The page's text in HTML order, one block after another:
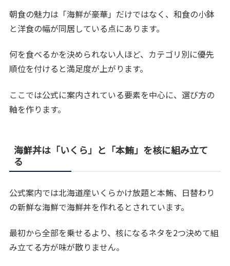
朝食の魅力は「海鮮が豪華」だけではなく、和食の小鉢
と洋食の幅が同居している点にあります。
何を食べるかを決められない人ほど、カテゴリ別に優先
順位を付けると満足度が上がります。
ここでは公式に案内されている要素を中心に、選び方の
軸を作ります。
海鮮丼は「いくら」と「本鮪」を核に組み立て
る
公式案内では北海道産いくらかけ放題と本鮪、日替わり
の新鮮な海鮮で海鮮丼を作れるとされています。
最初から全部を乗せるより、核になるネタを2つ決めて組
み立てる方が味が散りません。